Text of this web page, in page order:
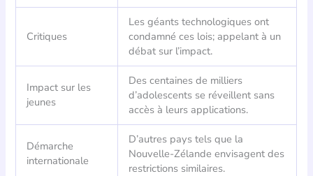
Critiques
Les géants technologiques ont
condamné ces lois; appelant à un
débat sur l’impact.
Impact sur les
jeunes
Des centaines de milliers
d’adolescents se réveillent sans
accès à leurs applications.
Démarche
internationale
D’autres pays tels que la
Nouvelle-Zélande envisagent des
restrictions similaires.